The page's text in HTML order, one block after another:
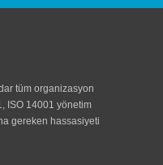
Yaptık,
tüm organizasyon
ISO 14001 yönetim
gereken hassasiyeti